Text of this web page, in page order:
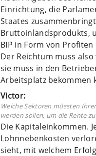
Einrichtung, die
Staates
Bruttoinlandsprodukts,
BIP in Form von
Der Reichtum muss
sie muss in den
Arbeitsplatz bekommen
Victor:
Welche Sektoren müssten
werden sollen, um die Rente
Die Kapitaleinkommen.
Lohnnebenkosten
sieht, mit welchem